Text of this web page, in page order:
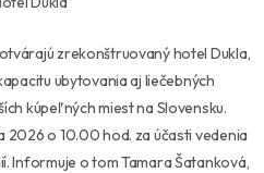
zrekonštruovaný hotel Dukla,
ubytovania aj liečebných
kúpeľných miest na Slovensku.
2026 o 10.00 hod. za účasti vedenia
Informuje o tom Tamara Šatanková,